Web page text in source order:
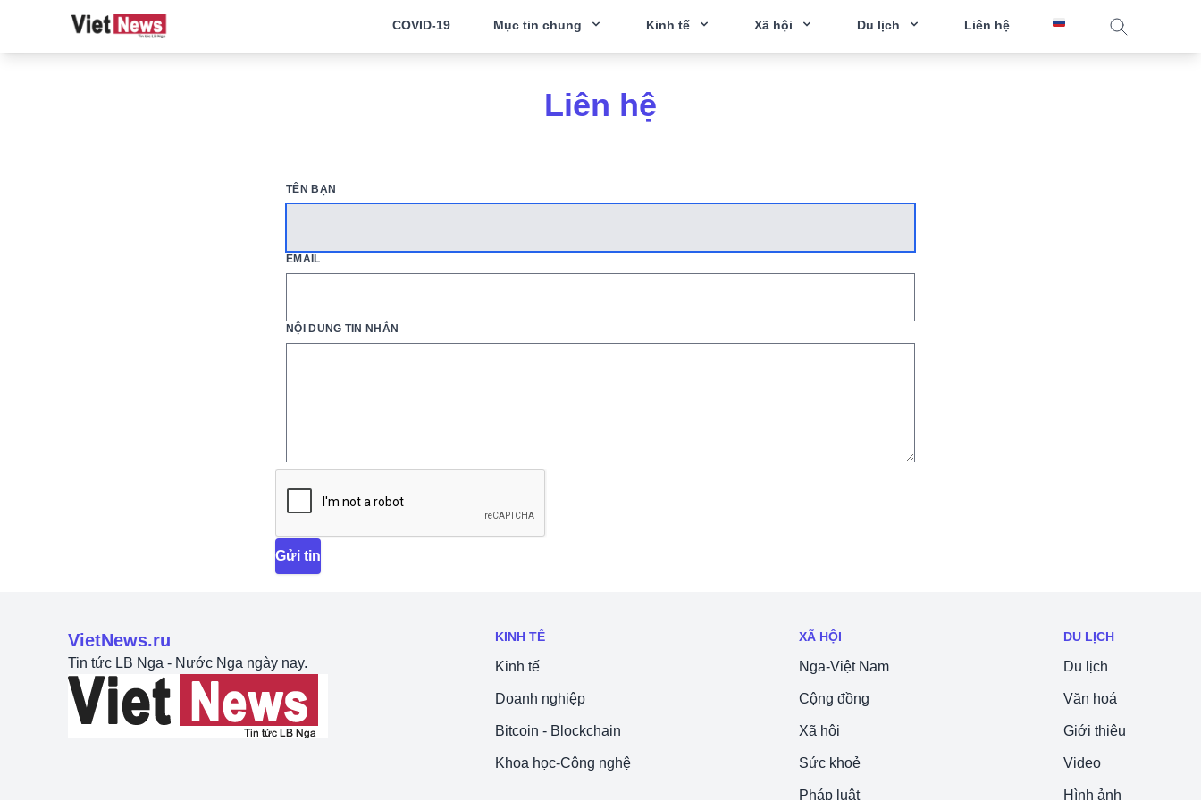
COVID-19 Mục tin chung Kinh tế Xã hội Du lịch Liên hệ
Liên hệ
TÊN BẠN
EMAIL
NỘI DUNG TIN NHẮN
Gửi tin
VietNews.ru
Tin tức LB Nga - Nước Nga ngày nay.
KINH TẾ
Kinh tế
Doanh nghiệp
Bitcoin - Blockchain
Khoa học-Công nghệ
XÃ HỘI
Nga-Việt Nam
Cộng đồng
Xã hội
Sức khoẻ
Pháp luật
DU LỊCH
Du lịch
Văn hoá
Giới thiệu
Video
Hình ảnh